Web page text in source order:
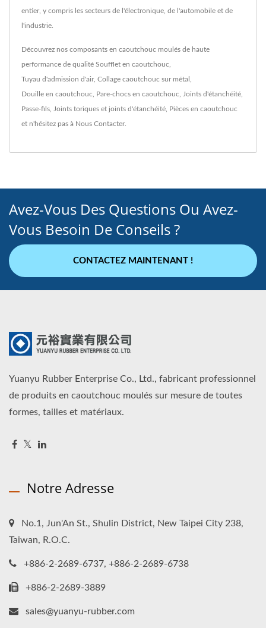
entier, y compris les secteurs de l'électronique, de l'automobile et de
l'industrie.
Découvrez nos composants en caoutchouc moulés de haute
performance de qualité Soufflet en caoutchouc
Tuyau d'admission d'air, Collage caoutchouc sur métal
Douille en caoutchouc Pare-chocs en caoutchouc Joints d'étanchéité
Passe-fils Joints toriques et joints d'étanchéité Pièces en caoutchouc
et n'hésitez pas à Nous Contacter.
Avez-Vous Des Questions Ou Avez-
Vous Besoin De Conseils ?
CONTACTEZ MAINTENANT !
Yuanyu Rubber Enterprise Co., Ltd., fabricant professionnel
de produits en caoutchouc moulés sur mesure de toutes
formes, tailles et matériaux.
Notre Adresse
No.1, Jun'An St., Shulin District, New Taipei City 238,
Taiwan, R.O.C.
+886-2-2689-6737, +886-2-2689-6738
+886-2-2689-3889
sales@yuanyu-rubber.com